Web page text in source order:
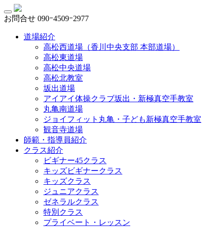
お問合せ 090ｰ4509ｰ2977
道場紹介
高松西道場（香川中央支部 本部道場）
高松東道場
高松中央道場
高松北教室
坂出道場
アイアイ体操クラブ坂出・新極真空手教室
丸亀南道場
ジョイフィット丸亀・子ども新極真空手教室
観音寺道場
師範・指導員紹介
クラス紹介
ビギナー45クラス
キッズビギナークラス
キッズクラス
ジュニアクラス
ゼネラルクラス
特別クラス
プライベート・レッスン